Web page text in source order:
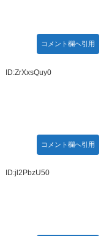
コメント欄へ引用
ID:ZrXxsQuy0
コメント欄へ引用
ID:jl2PbzU50